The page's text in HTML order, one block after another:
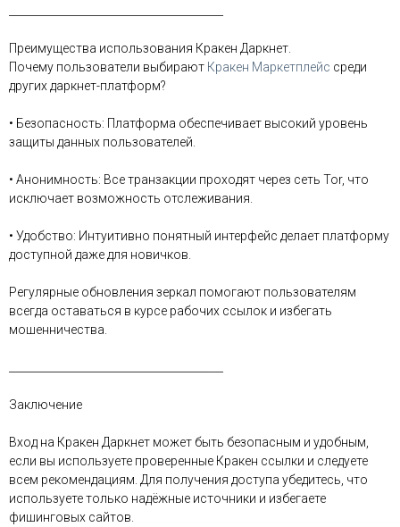
Преимущества использования Кракен Даркнет.
Почему пользователи выбирают Кракен Маркетплейс среди
других даркнет-платформ?
• Безопасность: Платформа обеспечивает высокий уровень
защиты данных пользователей.
• Анонимность: Все транзакции проходят через сеть Tor, что
исключает возможность отслеживания.
• Удобство: Интуитивно понятный интерфейс делает платформу
доступной даже для новичков.
Регулярные обновления зеркал помогают пользователям
всегда оставаться в курсе рабочих ссылок и избегать
мошенничества.
Заключение
Вход на Кракен Даркнет может быть безопасным и удобным,
если вы используете проверенные Кракен ссылки и следуете
всем рекомендациям. Для получения доступа убедитесь, что
используете только надёжные источники и избегаете
фишинговых сайтов.